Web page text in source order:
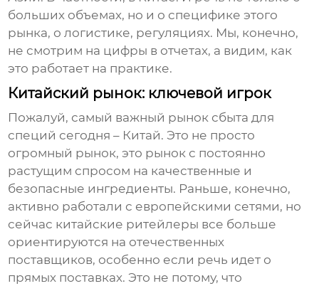
больших объемах, но и о специфике этого
рынка, о логистике, регуляциях. Мы, конечно,
не смотрим на цифры в отчетах, а видим, как
это работает на практике.
Китайский рынок: ключевой игрок
Пожалуй, самый важный рынок сбыта для
специй сегодня – Китай. Это не просто
огромный рынок, это рынок с постоянно
растущим спросом на качественные и
безопасные ингредиенты. Раньше, конечно,
активно работали с европейскими сетями, но
сейчас китайские ритейлеры все больше
ориентируются на отечественных
поставщиков, особенно если речь идет о
прямых поставках. Это не потому, что